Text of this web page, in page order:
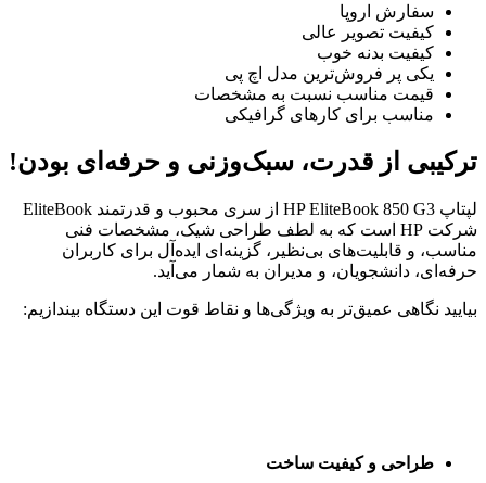
سفارش اروپا
کیفیت تصویر عالی
کیفیت بدنه خوب
یکی پر فروش‌ترین مدل اچ پی
قیمت مناسب نسبت به مشخصات
مناسب برای کارهای گرافیکی
ترکیبی از قدرت، سبک‌وزنی و حرفه‌ای بودن!
لپتاپ HP EliteBook 850 G3 از سری محبوب و قدرتمند EliteBook
شرکت HP است که به لطف طراحی شیک، مشخصات فنی
مناسب، و قابلیت‌های بی‌نظیر، گزینه‌ای ایده‌آل برای کاربران
حرفه‌ای، دانشجویان، و مدیران به شمار می‌آید.
بیایید نگاهی عمیق‌تر به ویژگی‌ها و نقاط قوت این دستگاه بیندازیم:
طراحی و کیفیت ساخت